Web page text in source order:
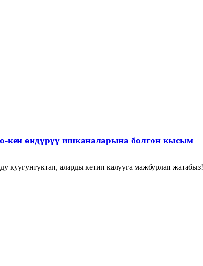
кен өндүрүү ишканаларына болгон кысым
куугунтуктап, аларды кетип калууга мажбурлап жатабыз!